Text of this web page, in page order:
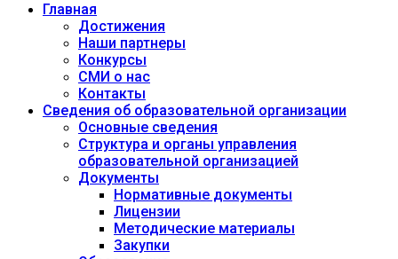
Главная
Достижения
Наши партнеры
Конкурсы
СМИ о нас
Контакты
Сведения об образовательной организации
Основные сведения
Структура и органы управления
образовательной организацией
Документы
Нормативные документы
Лицензии
Методические материалы
Закупки